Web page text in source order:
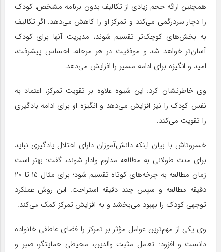
همچنین ارائه حجم زیادی از تکالیف بدون برنامه مشخص، کودک
را دچار سردرگمی می‌کند و تمرکز او را کاهش می‌دهد. اگر تکالیف
به بخش‌های کوچک‌تر تقسیم شوند، مدیریت آنها برای کودک
آسان‌تر خواهد شد و موفقیت در هر مرحله، احساس پیشرفت،
امید و انگیزه برای ادامه مسیر را افزایش می‌دهد.
وی خاطرنشان کرد: این شیوه علاوه بر تقویت تمرکز، اعتماد به
نفس کودک را نیز افزایش می‌دهد و انگیزه او برای ادامه یادگیری
را تقویت می‌کند.
خسروتاش با بیان اینکه دانش‌آموزان دارای اختلال یادگیری نباید
برای مدت طولانی به مطالعه مداوم وادار شوند، گفت: بهتر است
زمان مطالعه به چرخه‌های کوتاه تقسیم شود؛ برای مثال ۱۵ تا ۲۰
دقیقه مطالعه و سپس چند دقیقه استراحت. این روش عملکرد
توجهی کودک را بهبود می‌بخشد و به افزایش تمرکز کمک می‌کند.
وی یکی از مهم‌ترین عوامل مؤثر بر تمرکز را فضای عاطفی خانواده
دانست و افزود: تعامل مثبت والدین، محیطی حمایتگر، صبر و